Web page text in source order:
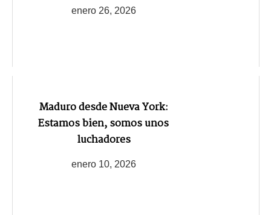
enero 26, 2026
Maduro desde Nueva York:
Estamos bien, somos unos
luchadores
enero 10, 2026